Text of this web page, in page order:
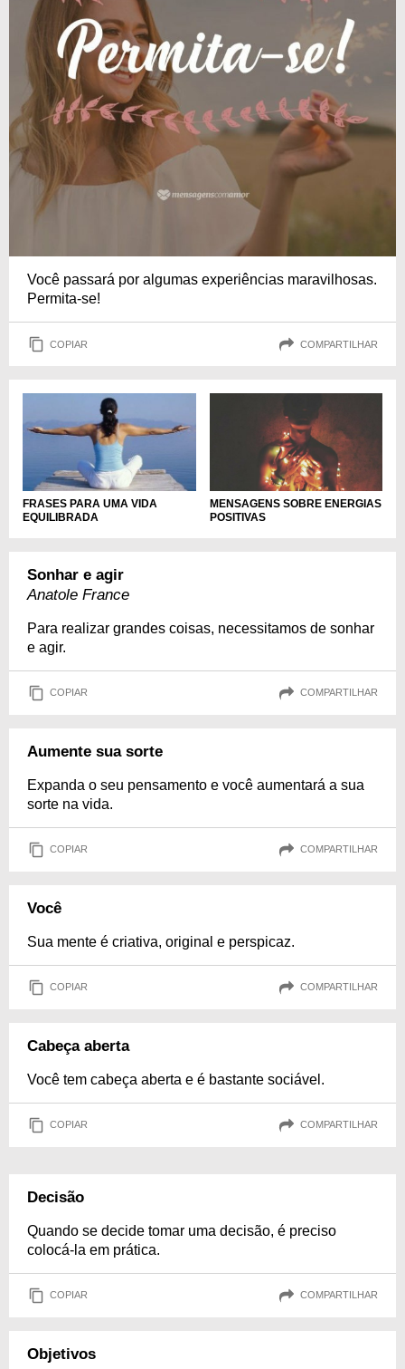
Você passará por algumas experiências maravilhosas.
Permita-se!
COPIAR COMPARTILHAR
FRASES PARA UMA VIDA
EQUILIBRADA
MENSAGENS SOBRE ENERGIAS
POSITIVAS
Sonhar e agir
Anatole France
Para realizar grandes coisas, necessitamos de sonhar
e agir.
COPIAR COMPARTILHAR
Aumente sua sorte
Expanda o seu pensamento e você aumentará a sua
sorte na vida.
COPIAR COMPARTILHAR
Você
Sua mente é criativa, original e perspicaz.
COPIAR COMPARTILHAR
Cabeça aberta
Você tem cabeça aberta e é bastante sociável.
COPIAR COMPARTILHAR
Decisão
Quando se decide tomar uma decisão, é preciso
colocá-la em prática.
COPIAR COMPARTILHAR
Objetivos